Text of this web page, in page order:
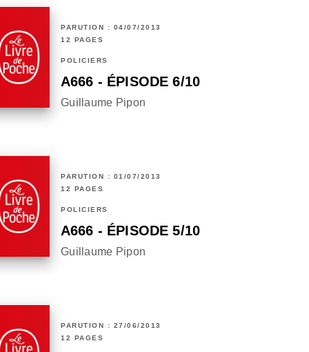
PARUTION : 04/07/2013
12 PAGES
POLICIERS
A666 - ÉPISODE 6/10
Guillaume Pipon
PARUTION : 01/07/2013
12 PAGES
POLICIERS
A666 - ÉPISODE 5/10
Guillaume Pipon
PARUTION : 27/06/2013
12 PAGES